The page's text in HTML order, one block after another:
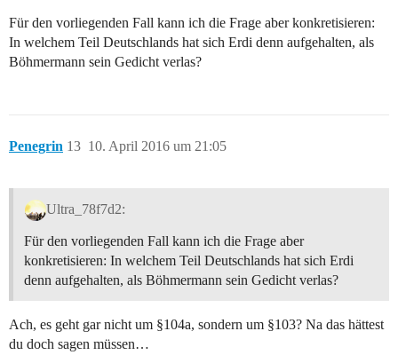
Für den vorliegenden Fall kann ich die Frage aber konkretisieren:
In welchem Teil Deutschlands hat sich Erdi denn aufgehalten, als
Böhmermann sein Gedicht verlas?
Penegrin 10. April 2016 um 21:05
13
Ultra_78f7d2:
Für den vorliegenden Fall kann ich die Frage aber
konkretisieren: In welchem Teil Deutschlands hat sich Erdi
denn aufgehalten, als Böhmermann sein Gedicht verlas?
Ach, es geht gar nicht um §104a, sondern um §103? Na das hättest
du doch sagen müssen…